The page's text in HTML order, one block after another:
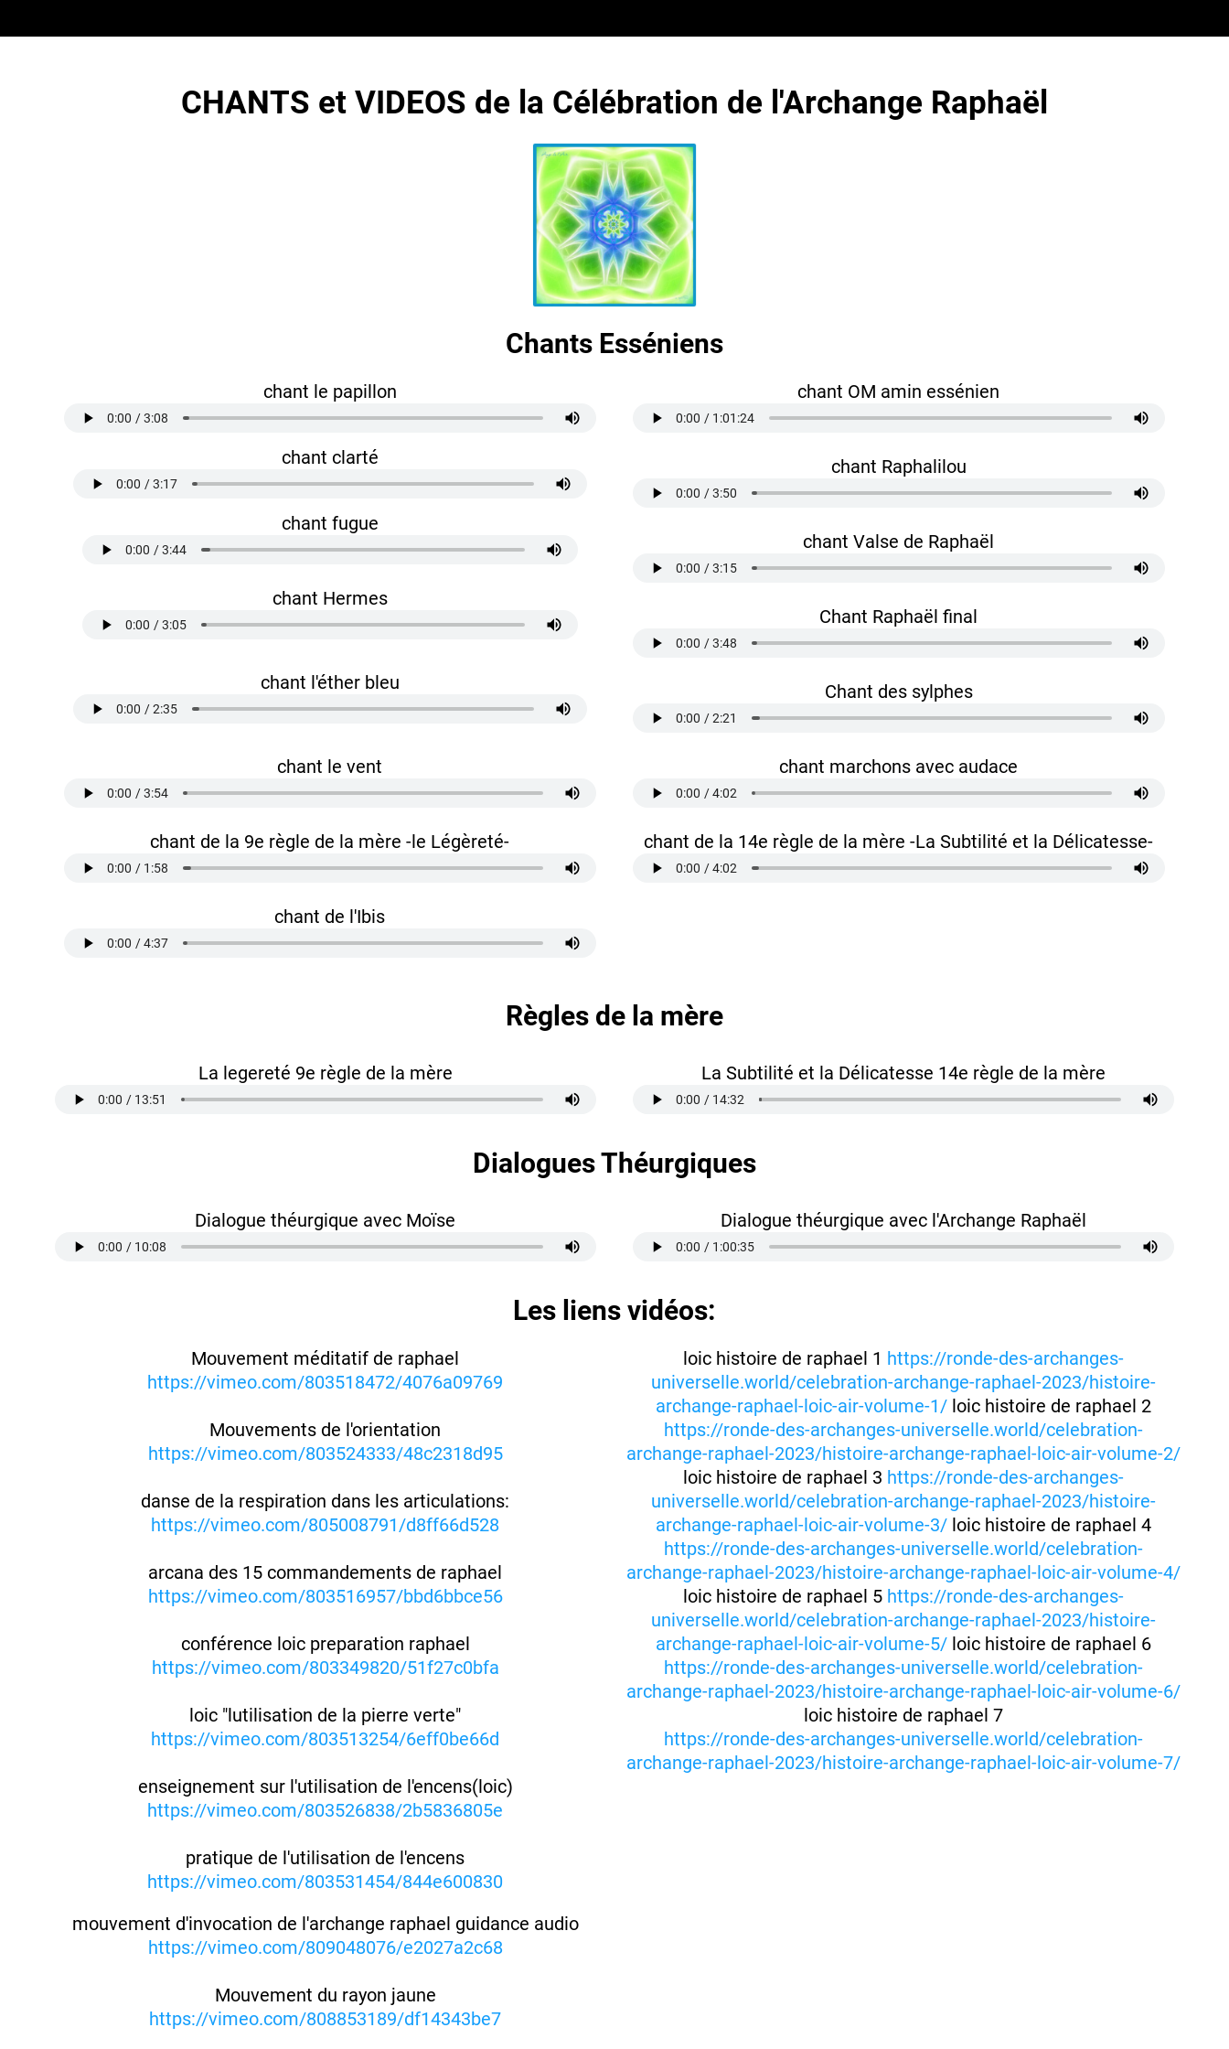
CHANTS et VIDEOS de la Célébration de l'Archange Raphaël
Chants Esséniens
chant le papillon
chant clarté
chant fugue
chant Hermes
chant l'éther bleu
chant le vent
chant de la 9e règle de la mère -le Légèreté-
chant de l'Ibis
chant OM amin essénien
chant Raphalilou
chant Valse de Raphaël
Chant Raphaël final
Chant des sylphes
chant marchons avec audace
chant de la 14e règle de la mère -La Subtilité et la Délicatesse-
Règles de la mère
La legereté 9e règle de la mère La Subtilité et la Délicatesse 14e règle de la mère
Dialogues Théurgiques
Dialogue théurgique avec Moïse Dialogue théurgique avec l'Archange Raphaël
Les liens vidéos:
Mouvement méditatif de raphael
https://vimeo.com/803518472/4076a09769
Mouvements de l'orientation
https://vimeo.com/803524333/48c2318d95
danse de la respiration dans les articulations:
https://vimeo.com/805008791/d8ff66d528
arcana des 15 commandements de raphael
https://vimeo.com/803516957/bbd6bbce56
conférence loic preparation raphael
https://vimeo.com/803349820/51f27c0bfa
loic "lutilisation de la pierre verte"
https://vimeo.com/803513254/6eff0be66d
enseignement sur l'utilisation de l'encens(loic)
https://vimeo.com/803526838/2b5836805e
pratique de l'utilisation de l'encens
https://vimeo.com/803531454/844e600830
loic histoire de raphael 1 https://ronde-des-archanges-
universelle.world/celebration-archange-raphael-2023/histoire-
archange-raphael-loic-air-volume-1/loic histoire de raphael 2
https://ronde-des-archanges-universelle.world/celebration-
archange-raphael-2023/histoire-archange-raphael-loic-air-volume-2/
loic histoire de raphael 3 https://ronde-des-archanges-
universelle.world/celebration-archange-raphael-2023/histoire-
archange-raphael-loic-air-volume-3/loic histoire de raphael 4
https://ronde-des-archanges-universelle.world/celebration-
archange-raphael-2023/histoire-archange-raphael-loic-air-volume-4/
loic histoire de raphael 5 https://ronde-des-archanges-
universelle.world/celebration-archange-raphael-2023/histoire-
archange-raphael-loic-air-volume-5/loic histoire de raphael 6
https://ronde-des-archanges-universelle.world/celebration-
archange-raphael-2023/histoire-archange-raphael-loic-air-volume-6/
loic histoire de raphael 7
https://ronde-des-archanges-universelle.world/celebration-
archange-raphael-2023/histoire-archange-raphael-loic-air-volume-7/
mouvement d'invocation de l'archange raphael guidance audio
https://vimeo.com/809048076/e2027a2c68
Mouvement du rayon jaune
https://vimeo.com/808853189/df14343be7